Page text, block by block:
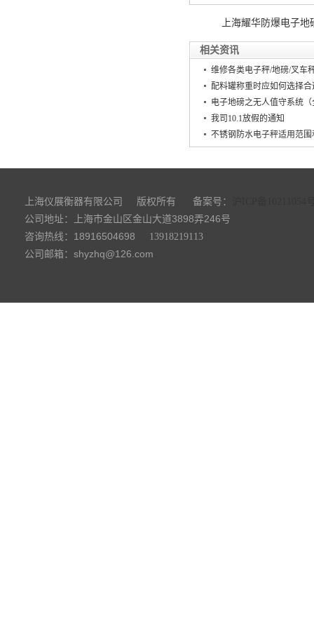
上海耀华防爆电子地
相关资讯
维修各类电子秤/地磅/叉车
配料罐称重时应如何选择
电子地磅之无人值守系统
我司10.1放假的通知
不锈钢防水电子秤适用范
上海仪展衡器有限公司 版权所有 备案号：
公司地址：上海市金山区金山大道3898弄246号
咨询热线：18916504698
13918219113
公司邮箱：shyzhq@126.com